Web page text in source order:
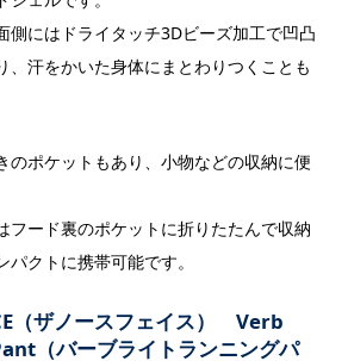
側にはドライタッチ3Dビーズ加工で凹凸
、汗をかいた身体にまとわりつくことも
のポケットもあり、小物などの収納に便
フード裏のポケットに折りたたんで収納
クトに携帯可能です。
（ザノースフェイス） Verb
（バーブライトランニングパ